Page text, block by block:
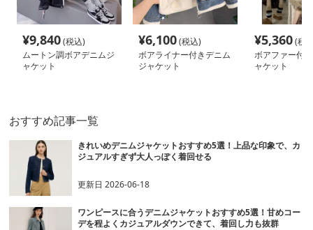
¥9,840(税込)
ムートン調ボアデニムジ
ャケット
¥6,100(税込)
ボアライナー付きデニム
ジャケット
¥5,360(税
ボアファー付
ャケット
おすすめ記事一覧
きれいめデニムジャケットおすすめ5選！上品な印象で、カ
ジュアルすぎず大人っぽく着回せる
更新日2026-06-18
ワンピースに合うデニムジャケットおすすめ5選！甘めコー
デを程よくカジュアルダウンできて、着回し力も抜群